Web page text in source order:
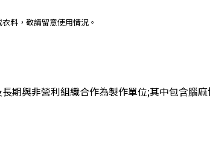
料，敬請留意使用情況。
期與非營利組織合作為製作單位;其中包含腦